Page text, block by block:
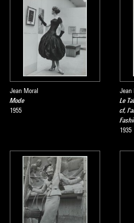
Jean Moral
Mode
1955
Jean
Le
cf,
1935